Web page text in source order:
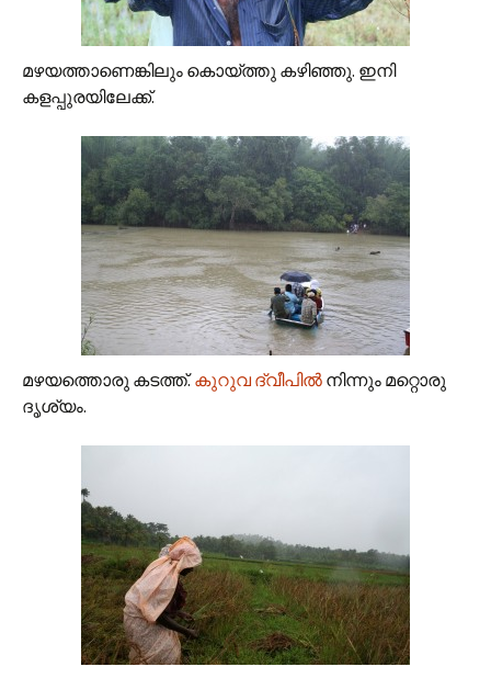
മഴയത്താണെങ്കിലും കൊയ്ത്തു കഴിഞ്ഞു. ഇനി
കളപ്പുരയിലേക്ക്.
മഴയത്തൊരു കടത്ത്‌.കുറുവ ദ്വീപില്‍ ‍നിന്നും മറ്റൊരു
ദൃശ്യം.